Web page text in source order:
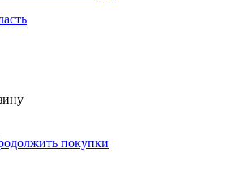
покупки